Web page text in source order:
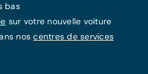
bas
sur votre nouvelle voiture
noscentres de services